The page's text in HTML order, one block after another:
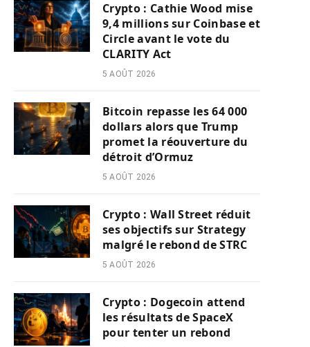
Crypto : Cathie Wood mise
9,4 millions sur Coinbase et
Circle avant le vote du
CLARITY Act
5 AOÛT 2026
Bitcoin repasse les 64 000
dollars alors que Trump
promet la réouverture du
détroit d’Ormuz
5 AOÛT 2026
Crypto : Wall Street réduit
ses objectifs sur Strategy
malgré le rebond de STRC
5 AOÛT 2026
Crypto : Dogecoin attend
les résultats de SpaceX
pour tenter un rebond